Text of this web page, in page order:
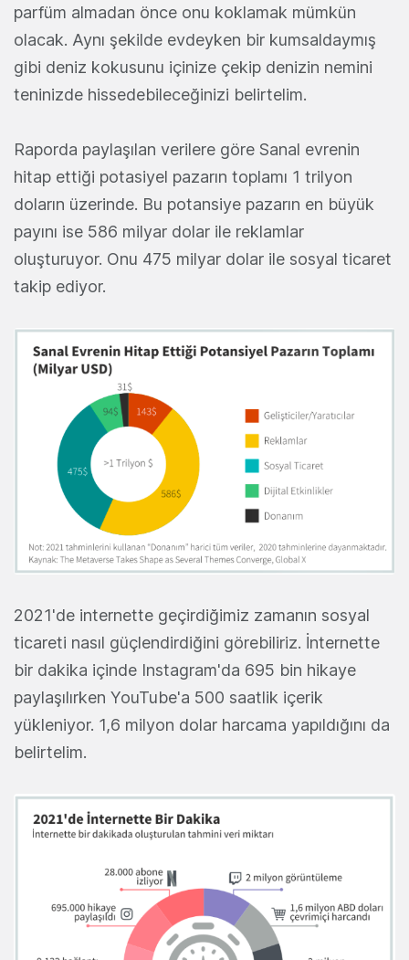
parfüm almadan önce onu koklamak mümkün
olacak. Aynı şekilde evdeyken bir kumsaldaymış
gibi deniz kokusunu içinize çekip denizin nemini
teninizde hissedebileceğinizi belirtelim.
Raporda paylaşılan verilere göre Sanal evrenin
hitap ettiği potasiyel pazarın toplamı 1 trilyon
doların üzerinde. Bu potansiye pazarın en büyük
payını ise 586 milyar dolar ile reklamlar
oluşturuyor. Onu 475 milyar dolar ile sosyal ticaret
takip ediyor.
2021'de internette geçirdiğimiz zamanın sosyal
ticareti nasıl güçlendirdiğini görebiliriz. İnternette
bir dakika içinde Instagram'da 695 bin hikaye
paylaşılırken YouTube'a 500 saatlik içerik
yükleniyor. 1,6 milyon dolar harcama yapıldığını da
belirtelim.